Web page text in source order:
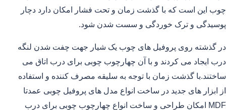
چوب این است که با گذشت زمان و تحت فشار امکان دارد دچار
پوسیدگی و ترک خوردگی و سست شدن شود.
در گذشته روی پروفیل های چوب یک شیار جهت چفت شدن لنگه
درب ایجاد می کردند و با آن چهارچوب چوبی برای درب اتاق می
ساختند.با گذشت زمان با توجه به سلیقه مصرف کننده و استفاده
از ابزار های جدید در ساخت انواع مدل های پروفیل چوبی عمدتا
MDF امکان طراحی و ساخت انواع چهارچوب چوبی برای درب